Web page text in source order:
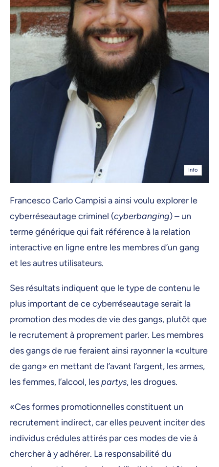
Info
Francesco Carlo Campisi a ainsi voulu explorer le
cyberréseautage criminel (cyberbanging) – un
terme générique qui fait référence à la relation
interactive en ligne entre les membres d’un gang
et les autres utilisateurs.
Ses résultats indiquent que le type de contenu le
plus important de ce cyberréseautage serait la
promotion des modes de vie des gangs, plutôt que
le recrutement à proprement parler. Les membres
des gangs de rue feraient ainsi rayonner la «culture
de gang» en mettant de l’avant l’argent, les armes,
les femmes, l’alcool, lespartys, les drogues.
«Ces formes promotionnelles constituent un
recrutement indirect, car elles peuvent inciter des
individus crédules attirés par ces modes de vie à
chercher à y adhérer. La responsabilité du